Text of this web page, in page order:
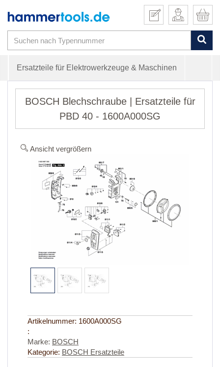
Ersatzteile für Elektrowerkzeuge & Maschinen
BOSCH Blechschraube | Ersatzteile für
PBD 40 - 1600A000SG
Ansicht vergrößern
Artikelnummer: 1600A000SG
:
Marke: BOSCH
Kategorie: BOSCH Ersatzteile